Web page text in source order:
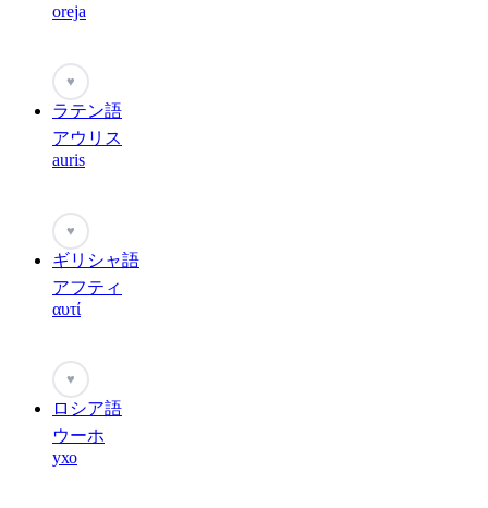
oreja
♥
ラテン語
アウリス
auris
♥
ギリシャ語
アフティ
αυτί
♥
ロシア語
ウーホ
ухо